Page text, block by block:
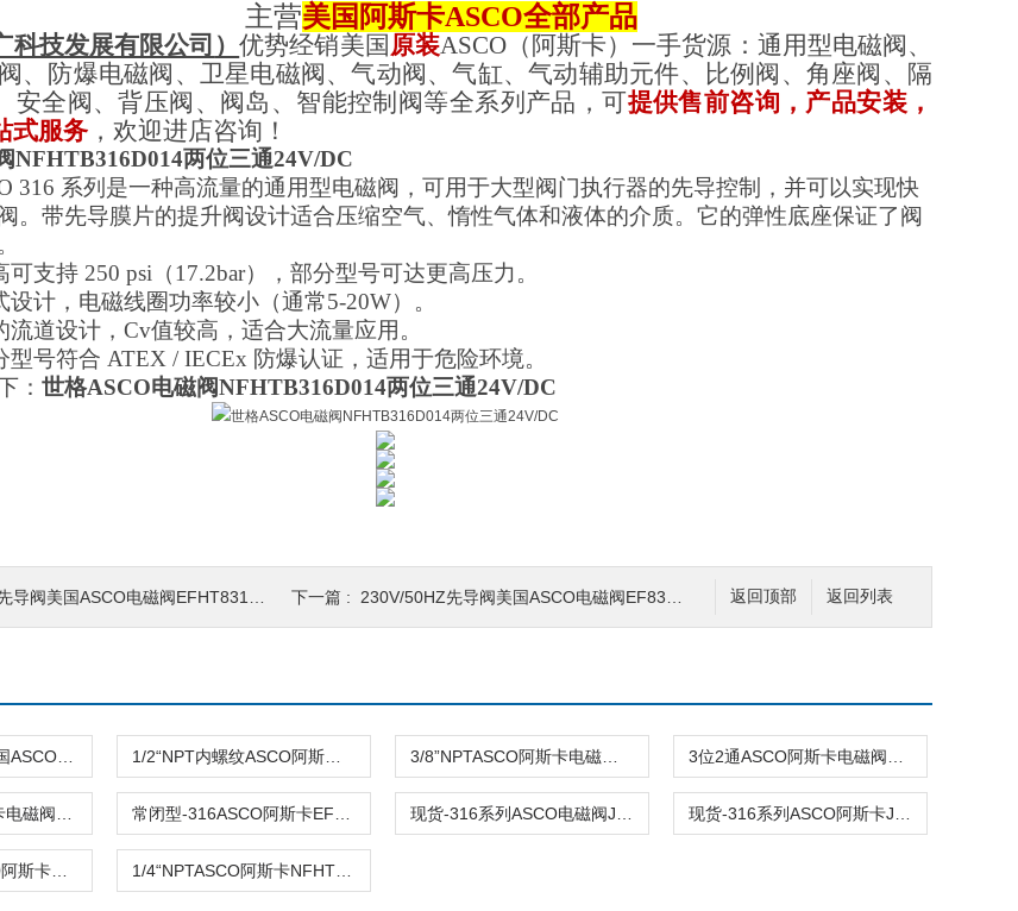
主营美国阿斯卡ASCO全部产品
科技发展有限公司 ）优势经销美国原装ASCO（ 阿斯卡）一手货源： 通用型电磁阀、
、防爆电磁阀、卫星电磁阀、气动阀、气缸、气动辅助元件、比例阀、角座阀、隔
安全阀、背压阀、阀岛、智能控制阀等全系列产品，可提供售前咨询，产品安装，
式服务 ，欢迎进店咨询！
NFHTB316D014两位三通24V/DC
316 系列是一种高流量的通用型电磁阀，可用于大型阀门执行器的先导控制，并可以实现快
。带先导膜片的提升阀设计适合压缩空气、惰性气体和液体的介质。它的弹性底座保证了阀
可支持 250 psi（17.2bar），部分型号可达更高压力。
设计，电磁线圈功率较小（通常5-20W）。
流道设计，Cv值较高，适合大流量应用。
型号符合 ATEX / IECEx 防爆认证，适用于危险环境。
： 世格ASCO电磁阀NFHTB316D014两位三通24V/DC
返回列表
返回顶部
美国ASCO电磁阀EFHT8316G303MO 24V/50HZ 下一篇 : 230V/50HZ先导阀美国ASCO电磁阀EF8316G054 1/2NPT常开/常闭